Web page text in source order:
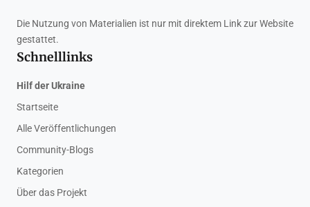
Die Nutzung von Materialien ist nur mit direktem Link zur Website
gestattet.
Schnelllinks
Hilf der Ukraine
Startseite
Alle Veröffentlichungen
Community-Blogs
Kategorien
Über das Projekt